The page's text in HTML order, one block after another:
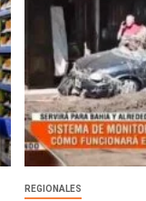
REGIONALES